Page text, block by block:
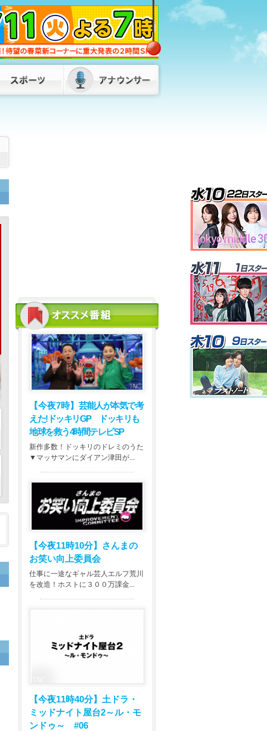
発言は「きれいに切り取られた」…地震
直後のパーティー開催「やって良かっ
た」松尾統章県議 お車代「もらってな
いものはもらってない」福岡
2026/08/08 06:00
72歳男がスーツ姿で正社員装い…デパー
トのバックヤードで“窃盗”繰り返した
【今夜7時】 芸能人が本気で考
えた!ドッキリGP ドッキリも
地球を救う4時間テレビSP
新作多数！ドッキリのドレミのうた
▼マッサマンにダイアン津田が...
【今夜11時10分】
さんまの
お笑い向上委員会
仕事に一途なギャル芸人エルフ荒川
を改造！ホストに３００万課金...
【今夜11時40分】 土ドラ・
ミッドナイト屋台2～ル・モ
ンドゥ～ #06